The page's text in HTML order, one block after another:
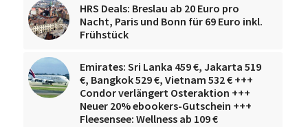
HRS Deals: Breslau ab 20 Euro pro
Nacht, Paris und Bonn für 69 Euro inkl.
Frühstück
Emirates: Sri Lanka 459 €, Jakarta 519
€, Bangkok 529 €, Vietnam 532 € +++
Condor verlängert Osteraktion +++
Neuer 20% ebookers-Gutschein +++
Fleesensee: Wellness ab 109 €